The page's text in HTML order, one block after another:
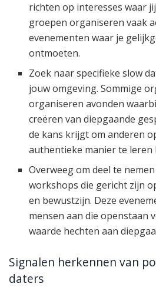
richten op interesses waar
groepen organiseren vaak
evenementen waar je
ontmoeten.
Zoek naar specifieke slow
jouw omgeving. Sommige
organiseren avonden
creëren van diepgaande
de kans krijgt om anderen
authentieke manier te leren
Overweeg om deel te
workshops die gericht zijn
en bewustzijn. Deze
mensen aan die openstaan
waarde hechten aan
Signalen herkennen van
daters